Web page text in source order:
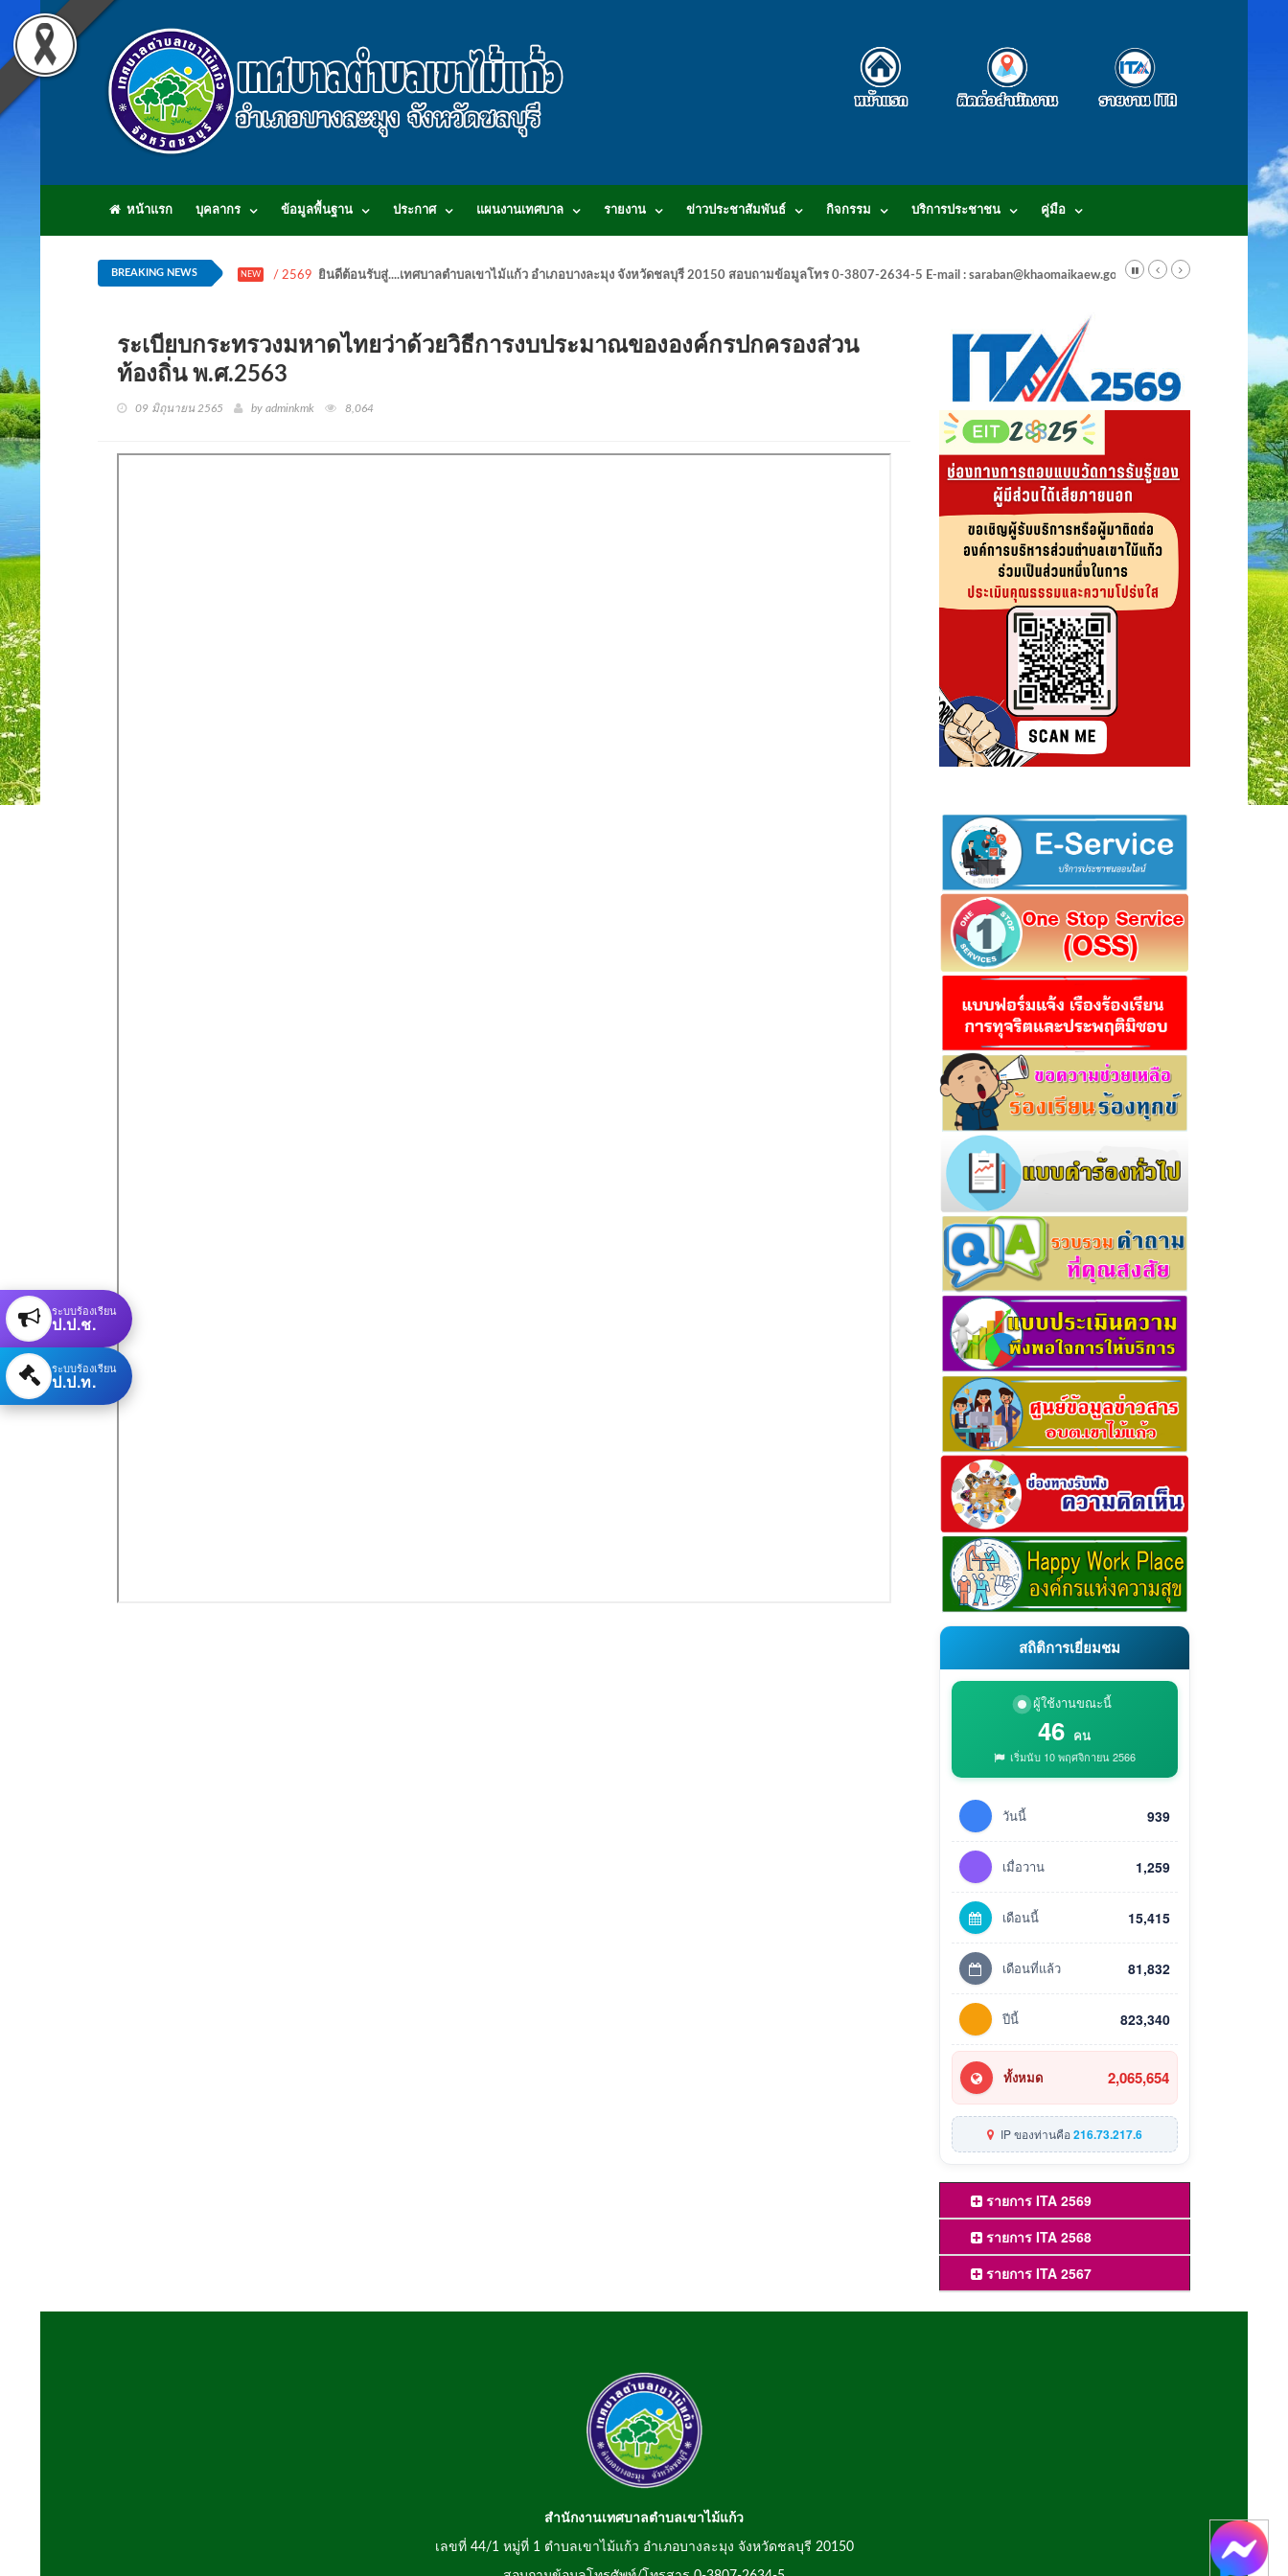
หน้าแรก บุคลากร ข้อมูลพื้นฐาน ประกาศ แผนงานเทศบาล รายงาน ข่าวประชาสัมพันธ์ กิจกรรม บริการประชาชน คู่มือ
BREAKING NEWS NEW / 2569 ยินดีต้อนรับสู่....เทศบาลตำบลเขาไม้แก้ว อำเภอบางละมุง จังหวัดชลบุรี 20150 สอบถามข้อมูลโทร 0-3807-2634-5 E-mail : saraban@khaomaikaew.go.th
ระเบียบกระทรวงมหาดไทยว่าด้วยวิธีการงบประมาณขององค์กรปกครองส่วน
ท้องถิ่น พ.ศ.2563
09 มิถุนายน 2565 by adminkmk 8,064
สถิติการเยี่ยมชม
ผู้ใช้งานขณะนี้
46 คน
เริ่มนับ 10 พฤศจิกายน 2566
วันนี้ 939
เมื่อวาน 1,259
เดือนนี้ 15,415
เดือนที่แล้ว 81,832
ปีนี้ 823,340
ทั้งหมด 2,065,654
IP ของท่านคือ216.73.217.6
รายการ ITA 2569
รายการ ITA 2568
รายการ ITA 2567
ระบบร้องเรียน
ป.ป.ช.
ระบบร้องเรียน
ป.ป.ท.
สำนักงานเทศบาลตำบลเขาไม้แก้ว
เลขที่ 44/1 หมู่ที่ 1 ตำบลเขาไม้แก้ว อำเภอบางละมุง จังหวัดชลบุรี 20150